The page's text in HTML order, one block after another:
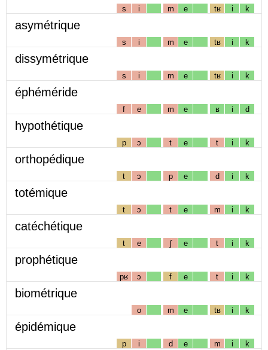
s i m e tʁ i k
asymétrique
s i m e tʁ i k
dissymétrique
s i m e tʁ i k
éphéméride
f e m e ʁ i d
hypothétique
p ɔ t e t i k
orthopédique
t ɔ p e d i k
totémique
t ɔ t e m i k
catéchétique
t e ʃ e t i k
prophétique
pʁ ɔ f e t i k
biométrique
o m e tʁ i k
épidémique
p i d e m i k